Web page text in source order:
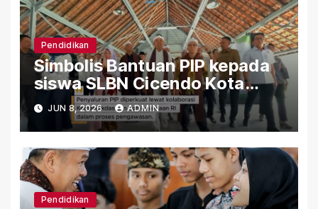
Pendidikan
Simbolis Bantuan PIP kepada
siswa SLBN Cicendo Kota
Bandung
JUN 8, 2026 ADMIN
Pendidikan